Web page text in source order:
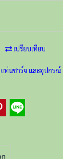
เปรียบเทียบ
ท่นชาร์จ และอุปกรณ์